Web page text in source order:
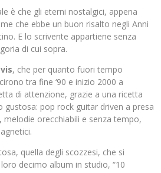
è che gli eterni nostalgici, appena
che ebbe un buon risalto negli Anni
E lo scrivente appartiene senza
di cui sopra.
, che per quanto fuori tempo
tra fine ‘90 e inizio 2000 a
di attenzione, grazie a una ricetta
pop rock guitar driven a presa
orecchiabili e senza tempo,
quella degli scozzesi, che si
decimo album in studio, “10